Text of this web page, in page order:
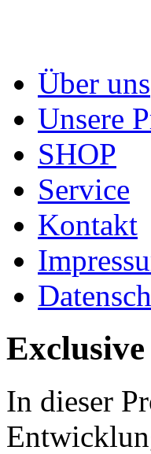
Über uns
Unsere
SHOP
Service
Kontakt
Exclusive
In dieser